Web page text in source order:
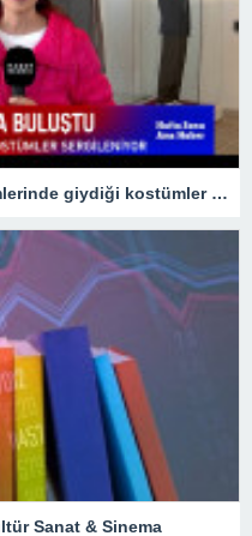
Usta sanatçı Kemal Sunal’ın filmlerinde giydiği kostümler sergileniyor
Sanat & Sinema